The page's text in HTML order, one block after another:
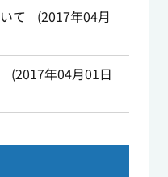
て
(2017年04月
(2017年04月01日